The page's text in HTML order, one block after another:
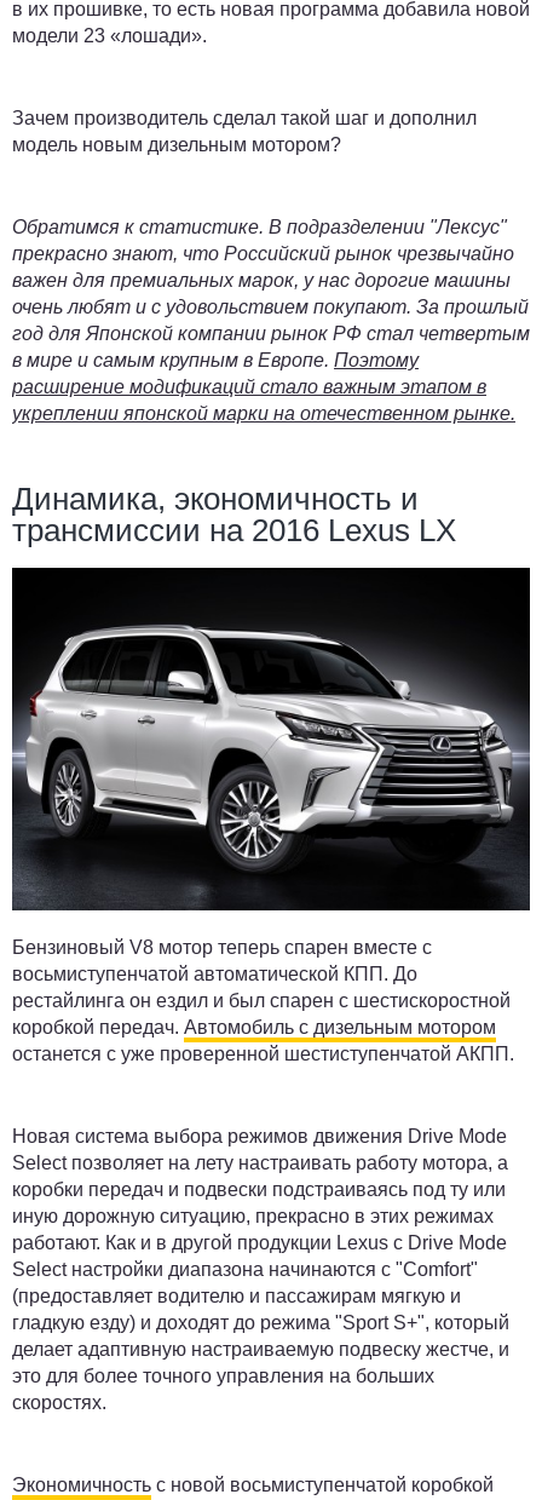
в их прошивке, то есть новая программа добавила новой
модели 23 «лошади».
Зачем производитель сделал такой шаг и дополнил
модель новым дизельным мотором?
Обратимся к статистике. В подразделении "Лексус"
прекрасно знают, что Российский рынок чрезвычайно
важен для премиальных марок, у нас дорогие машины
очень любят и с удовольствием покупают. За прошлый
год для Японской компании рынок РФ стал четвертым
в мире и самым крупным в Европе. Поэтому
расширение модификаций стало важным этапом в
укреплении японской марки на отечественном рынке.
Динамика, экономичность и
трансмиссии на 2016 Lexus LX
Бензиновый V8 мотор теперь спарен вместе с
восьмиступенчатой автоматической КПП. До
рестайлинга он ездил и был спарен с шестискоростной
коробкой передач. Автомобиль с дизельным мотором
останется с уже проверенной шестиступенчатой АКПП.
Новая система выбора режимов движения Drive Mode
Select позволяет на лету настраивать работу мотора, а
коробки передач и подвески подстраиваясь под ту или
иную дорожную ситуацию, прекрасно в этих режимах
работают. Как и в другой продукции Lexus с Drive Mode
Select настройки диапазона начинаются с "Comfort"
(предоставляет водителю и пассажирам мягкую и
гладкую езду) и доходят до режима "Sport S+", который
делает адаптивную настраиваемую подвеску жестче, и
это для более точного управления на больших
скоростях.
Экономичность с новой восьмиступенчатой коробкой